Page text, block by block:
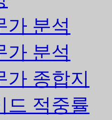
가 분석
가 분석
가 종합지
드 적중률